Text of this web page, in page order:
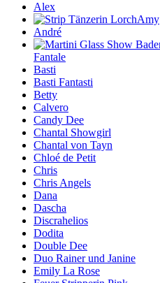
Alex
Amy
André
Fantale
Basti
Basti Fantasti
Betty
Calvero
Candy Dee
Chantal Showgirl
Chantal von Tayn
Chloé de Petit
Chris
Chris Angels
Dana
Dascha
Discrahelios
Dodita
Double Dee
Duo Rainer und Janine
Emily La Rose